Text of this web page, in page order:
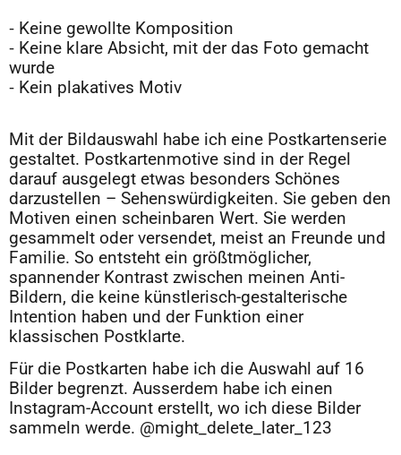
⁃ Keine gewollte Komposition
⁃ Keine klare Absicht, mit der das Foto gemacht
wurde
⁃ Kein plakatives Motiv
Mit der Bildauswahl habe ich eine Postkartenserie
gestaltet. Postkartenmotive sind in der Regel
darauf ausgelegt etwas besonders Schönes
darzustellen – Sehenswürdigkeiten. Sie geben den
Motiven einen scheinbaren Wert. Sie werden
gesammelt oder versendet, meist an Freunde und
Familie. So entsteht ein größtmöglicher,
spannender Kontrast zwischen meinen Anti-
Bildern, die keine künstlerisch-gestalterische
Intention haben und der Funktion einer
klassischen Postklarte.
Für die Postkarten habe ich die Auswahl auf 16
Bilder begrenzt. Ausserdem habe ich einen
Instagram-Account erstellt, wo ich diese Bilder
sammeln werde. @might_delete_later_123